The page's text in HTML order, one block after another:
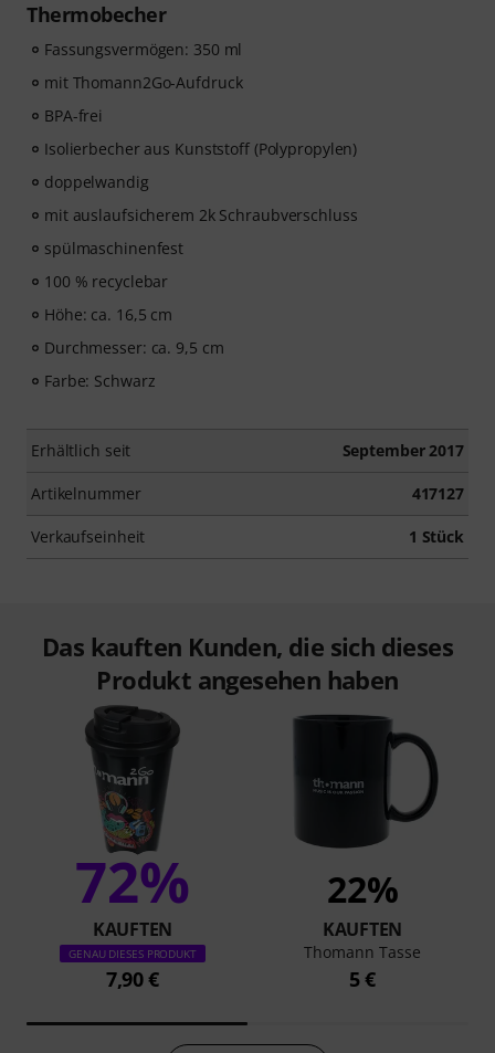
Thermobecher
Fassungsvermögen: 350 ml
mit Thomann2Go-Aufdruck
BPA-frei
Isolierbecher aus Kunststoff (Polypropylen)
doppelwandig
mit auslaufsicherem 2k Schraubverschluss
spülmaschinenfest
100 % recyclebar
Höhe: ca. 16,5 cm
Durchmesser: ca. 9,5 cm
Farbe: Schwarz
Erhältlich seit September 2017
Artikelnummer 417127
Verkaufseinheit 1 Stück
Das kauften Kunden, die sich dieses
Produkt angesehen haben
72%
KAUFTEN
GENAU DIESES PRODUKT
7,90 €
22%
KAUFTEN
Thomann Tasse
5 €